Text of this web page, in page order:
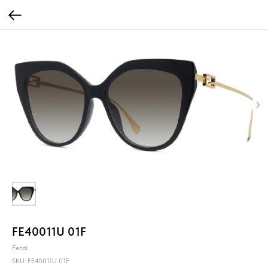
FE40011U 01F
Fendi
SKU: FE40011U 01F